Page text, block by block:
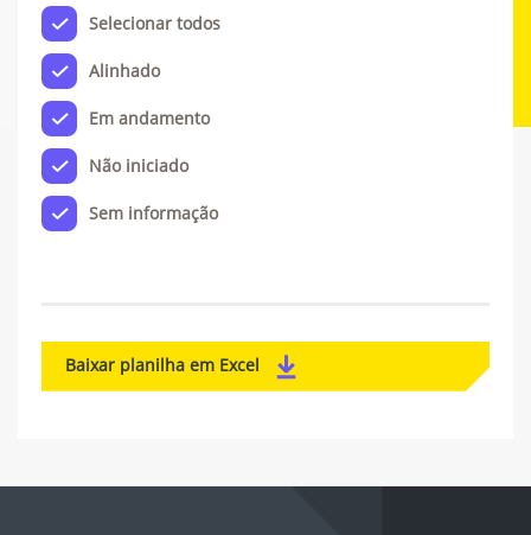
Selecionar todos
Alinhado
Em andamento
Não iniciado
Sem informação
Baixar planilha em Excel